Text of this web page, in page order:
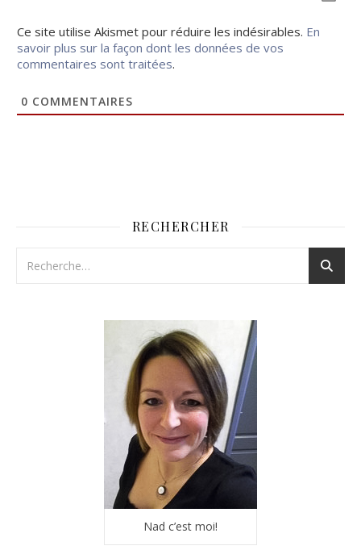
Ce site utilise Akismet pour réduire les indésirables. En
savoir plus sur la façon dont les données de vos
commentaires sont traitées.
0 COMMENTAIRES
RECHERCHER
Nad c’est moi!